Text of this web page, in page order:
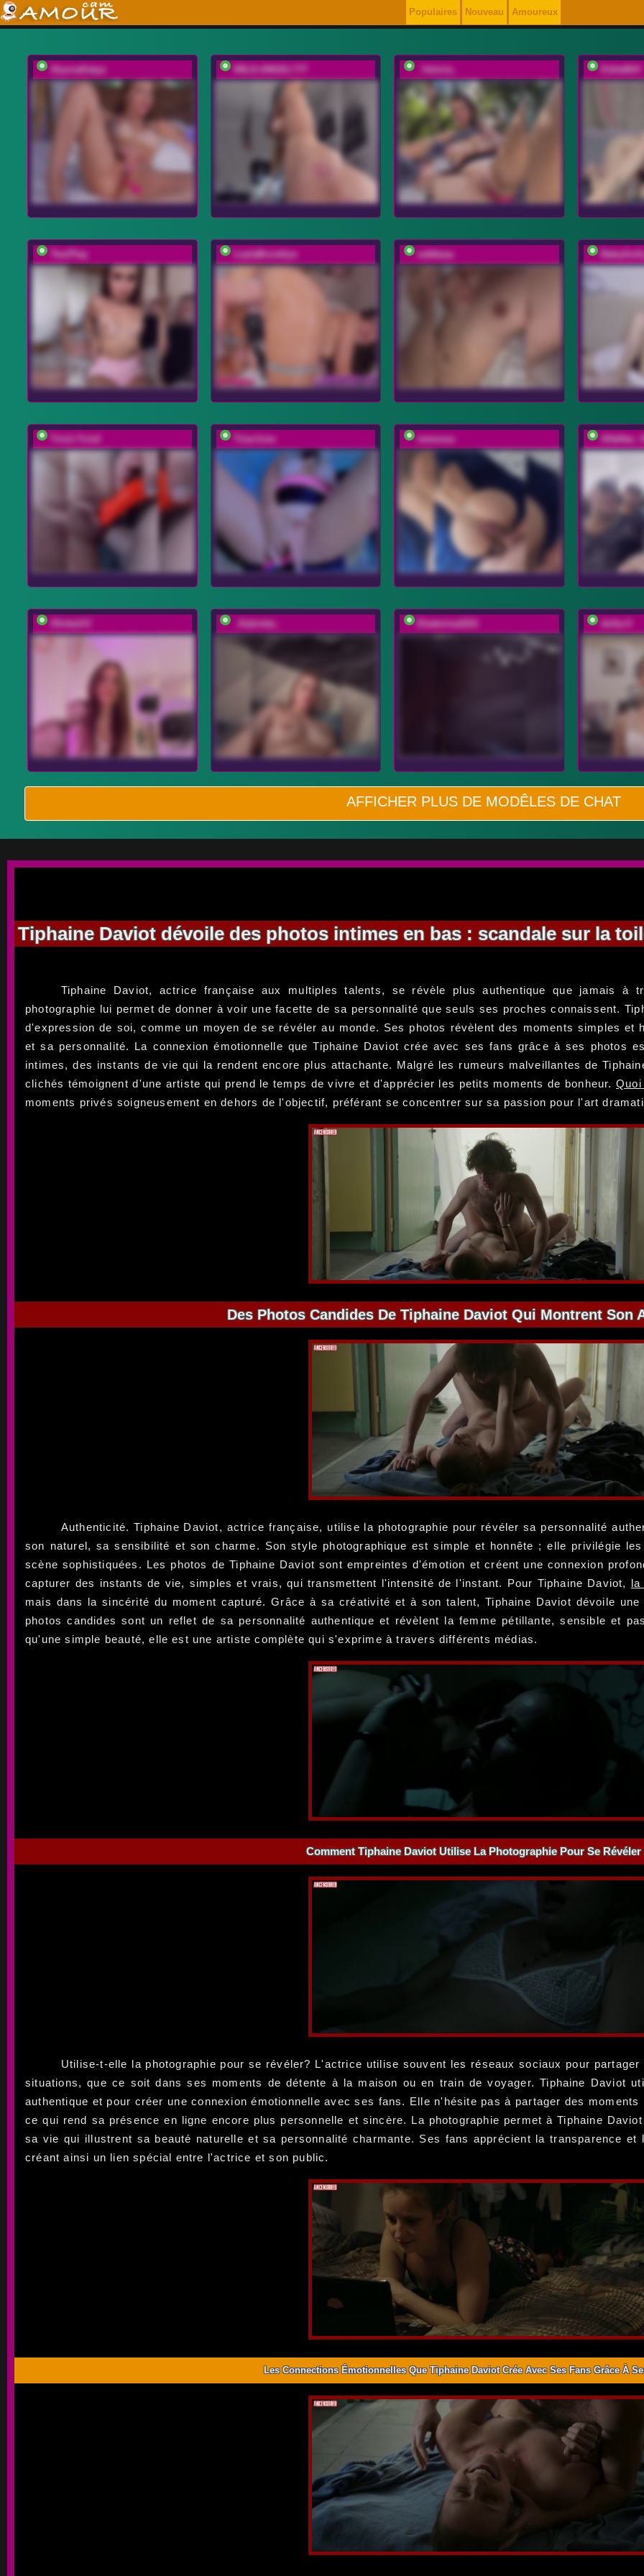
Populaires Nouveau Amoureux
AlyonaKatya WILD-ANGEL777 _Veloria_ EditaMilf
TwoPlay LeylaBrooklyn vattttaaa
Tvix1-Tvix2 Tina-love- rewuosa
OlivkaVif _Katrinka_ Ekaterina2221 dolly-ll
AFFICHER PLUS DE MODÊLES DE CHAT
Tiphaine Daviot dévoile des photos intimes en bas : scandale sur la
Tiphaine Daviot, actrice française aux multiples talents, se révèle plus authentique que jamais à
photographie lui permet de donner à voir une facette de sa personnalité que seuls ses proches connaissent.
d'expression de soi, comme un moyen de se révéler au monde. Ses photos révèlent des moments simples et
et sa personnalité. La connexion émotionnelle que Tiphaine Daviot crée avec ses fans grâce à ses photos
intimes, des instants de vie qui la rendent encore plus attachante. Malgré les rumeurs malveillantes de
clichés témoignent d'une artiste qui prend le temps de vivre et d'apprécier les petits moments de bonheur.
moments privés soigneusement en dehors de l'objectif, préférant se concentrer sur sa passion pour l'art
Des Photos Candides De Tiphaine Daviot Qui Montrent Son
Authenticité. Tiphaine Daviot, actrice française, utilise la photographie pour révéler sa personnalité
son naturel, sa sensibilité et son charme. Son style photographique est simple et honnête ; elle privilégie
scène sophistiquées. Les photos de Tiphaine Daviot sont empreintes d'émotion et créent une connexion
capturer des instants de vie, simples et vrais, qui transmettent l'intensité de l'instant. Pour Tiphaine Daviot, la
mais dans la sincérité du moment capturé. Grâce à sa créativité et à son talent, Tiphaine Daviot dévoile
photos candides sont un reflet de sa personnalité authentique et révèlent la femme pétillante, sensible et
qu'une simple beauté, elle est une artiste complète qui s'exprime à travers différents médias.
Comment Tiphaine Daviot Utilise La Photographie Pour Se Révéler
Utilise-t-elle la photographie pour se révéler? L'actrice utilise souvent les réseaux sociaux pour
situations, que ce soit dans ses moments de détente à la maison ou en train de voyager. Tiphaine Daviot
authentique et pour créer une connexion émotionnelle avec ses fans. Elle n'hésite pas à partager des
ce qui rend sa présence en ligne encore plus personnelle et sincère. La photographie permet à Tiphaine
sa vie qui illustrent sa beauté naturelle et sa personnalité charmante. Ses fans apprécient la transparence
créant ainsi un lien spécial entre l'actrice et son public.
Les Connections Émotionnelles Que Tiphaine Daviot Crée Avec Ses Fans Grâce À